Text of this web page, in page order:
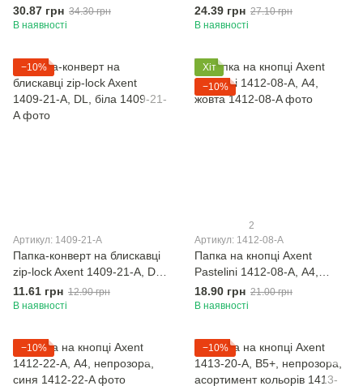
напівпрозора, асортимент
кольорів
30.87 грн 34.30 грн
В наявності
напівпрозора, асортимент
кольорів
24.39 грн 27.10 грн
В наявності
−10%
Артикул: 1409-21-A
Папка-конверт на блискавці
zip-lock Axent 1409-21-A, DL,
біла
11.61 грн 12.90 грн
В наявності
Хіт
−10%
2
Артикул: 1412-08-A
Папка на кнопці Axent
Pastelini 1412-08-A, А4,
жовта
18.90 грн 21.00 грн
В наявності
−10% −10%